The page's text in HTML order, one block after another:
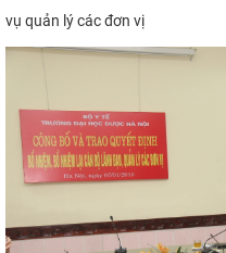
vụ quản lý các đơn vị